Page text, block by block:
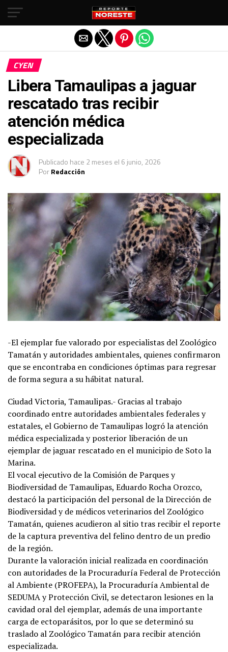
CYEN
Libera Tamaulipas a jaguar
rescatado tras recibir
atención médica
especializada
Publicado hace 2 meses el 6 junio, 2026
PorRedacción
-El ejemplar fue valorado por especialistas del Zoológico
Tamatán y autoridades ambientales, quienes confirmaron
que se encontraba en condiciones óptimas para regresar
de forma segura a su hábitat natural.
Ciudad Victoria, Tamaulipas.- Gracias al trabajo
coordinado entre autoridades ambientales federales y
estatales, el Gobierno de Tamaulipas logró la atención
médica especializada y posterior liberación de un
ejemplar de jaguar rescatado en el municipio de Soto la
Marina.
El vocal ejecutivo de la Comisión de Parques y
Biodiversidad de Tamaulipas, Eduardo Rocha Orozco,
destacó la participación del personal de la Dirección de
Biodiversidad y de médicos veterinarios del Zoológico
Tamatán, quienes acudieron al sitio tras recibir el reporte
de la captura preventiva del felino dentro de un predio
de la región.
Durante la valoración inicial realizada en coordinación
con autoridades de la Procuraduría Federal de Protección
al Ambiente (PROFEPA), la Procuraduría Ambiental de
SEDUMA y Protección Civil, se detectaron lesiones en la
cavidad oral del ejemplar, además de una importante
carga de ectoparásitos, por lo que se determinó su
traslado al Zoológico Tamatán para recibir atención
especializada.
Salir de la versión móvil